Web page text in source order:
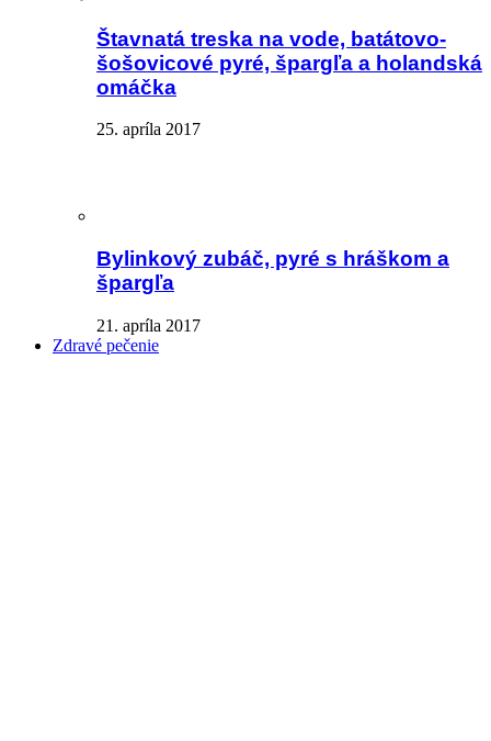
Štavnatá treska na vode, batátovo-
šošovicové pyré, špargľa a holandská
omáčka
25. apríla 2017
Bylinkový zubáč, pyré s hráškom a
špargľa
21. apríla 2017
Zdravé pečenie